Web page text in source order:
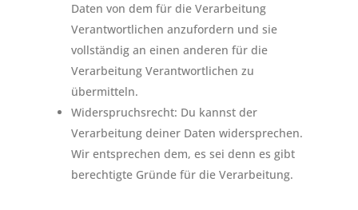
Daten von dem für die Verarbeitung
Verantwortlichen anzufordern und sie
vollständig an einen anderen für die
Verarbeitung Verantwortlichen zu
übermitteln.
Widerspruchsrecht: Du kannst der
Verarbeitung deiner Daten widersprechen.
Wir entsprechen dem, es sei denn es gibt
berechtigte Gründe für die Verarbeitung.